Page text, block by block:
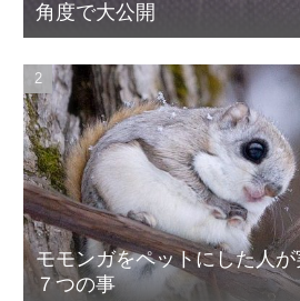
角度で大公開
モモンガをペットにした人
７つの事